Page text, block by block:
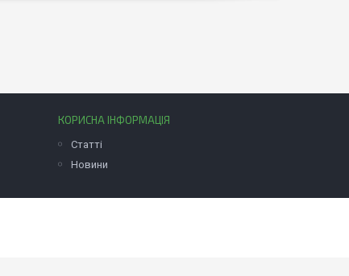
КОРИСНА ІНФОРМАЦІЯ
Статті
Новини